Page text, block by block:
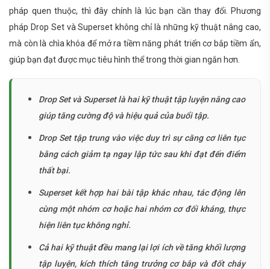
pháp quen thuộc, thì đây chính là lúc bạn cần thay đổi. Phương
pháp Drop Set và Superset không chỉ là những kỹ thuật nâng cao,
mà còn là chìa khóa để mở ra tiềm năng phát triển cơ bắp tiềm ẩn,
giúp bạn đạt được mục tiêu hình thể trong thời gian ngắn hơn.
Drop Set và Superset là hai kỹ thuật tập luyện nâng cao
giúp tăng cường độ và hiệu quả của buổi tập.
Drop Set tập trung vào việc duy trì sự căng cơ liên tục
bằng cách giảm tạ ngay lập tức sau khi đạt đến điểm
thất bại.
Superset kết hợp hai bài tập khác nhau, tác động lên
cùng một nhóm cơ hoặc hai nhóm cơ đối kháng, thực
hiện liên tục không nghỉ.
Cả hai kỹ thuật đều mang lại lợi ích về tăng khối lượng
tập luyện, kích thích tăng trưởng cơ bắp và đốt cháy